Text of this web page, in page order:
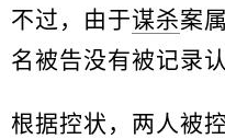
不过，由于谋杀案
名被告没有被记录
根据控状，两人被